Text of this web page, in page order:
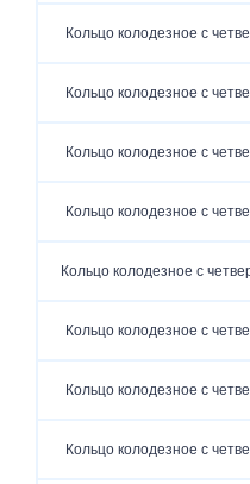
Кольцо колодезное с
Кольцо колодезное с
Кольцо колодезное с
Кольцо колодезное с
Кольцо колодезное с
Кольцо колодезное с
Кольцо колодезное с
Кольцо колодезное с